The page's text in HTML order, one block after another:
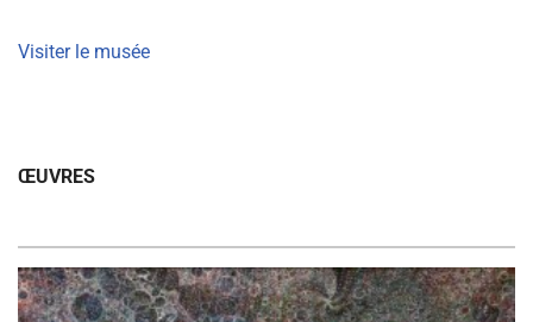
Visiter le musée
ŒUVRES